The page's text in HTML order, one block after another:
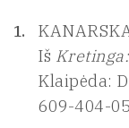
Iš
Klaipėda:
609-404-